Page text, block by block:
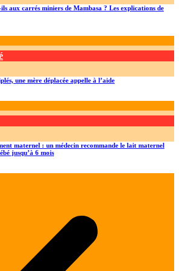
aux carrés miniers de Mambasa ? Les explications de
une mère déplacée appelle à l’aide
maternel : un médecin recommande le lait maternel
jusqu’à 6 mois